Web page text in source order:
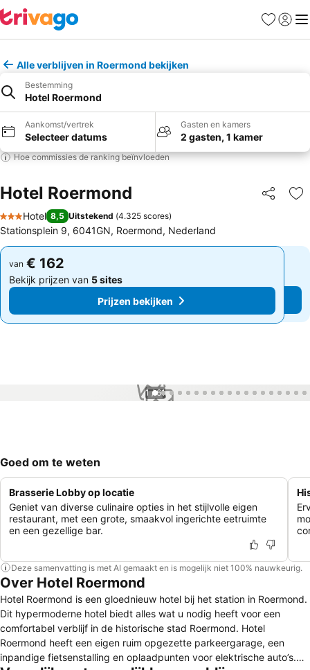
Favorieten
Alle verblijven in Roermond bekijken
Bestemming
Hotel Roermond
Aankomst/vertrek
Selecteer datums
Gasten en kamers
2 gasten, 1 kamer
Hoe commissies de ranking beïnvloeden
Hotel Roermond Delen
3 Sterren
Hotel 8,5 Uitstekend (4.325 scores)
Stationsplein 9, 6041GN, Roermond, Nederland
van € 162
Bekijk prijzen van 5 sites
Prijzen bekijken
van € 162
Bekijk prijzen van 5 sites
Prijzen bekijken
1 / 61
Goed om te weten
Brasserie Lobby op locatie
Geniet van diverse culinaire opties in het stijlvolle eigen
restaurant, met een grote, smaakvol ingerichte eetruimte
en een gezellige bar.
Deze samenvatting is met AI gemaakt en is mogelijk niet 100% nauwkeurig.
Over Hotel Roermond
Hotel Roermond is een gloednieuw hotel bij het station in Roermond.
Dit hypermoderne hotel biedt alles wat u nodig heeft voor een
comfortabel verblijf in de historische stad Roermond. Hotel
Roermond heeft een eigen ruim opgezette parkeergarage, een
inpandige fietsenstalling en oplaadpunten voor elektrische auto’s.